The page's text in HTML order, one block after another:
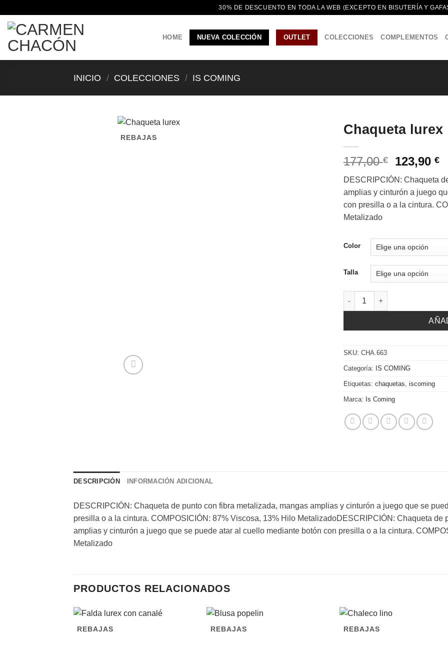
contenido
30% DE DESCUENTO EN TODA LA WEB (EXCEPTO EN BISUTERÍA Y
HOME NUEVA COLECCIÓN OUTLET COLECCIONES COMPLEMENTOS
INICIO / COLECCIONES / IS COMING
REBAJAS
Chaqueta lurex
177,00€
El
original
era:
177,00 €.
123,90€El
DESCRIPCIÓN: Chaqueta
amplias y cinturón a juego
con presilla o a la cintura.
Metalizado
Color
Talla
Chaqueta lurex cantidad
SKU: CHA.663
Categoría: IS COMING
Etiquetas: chaquetas iscoming
Marca: Is Coming
DESCRIPCIÓN INFORMACIÓN ADICIONAL
DESCRIPCIÓN: Chaqueta de punto con fibra metalizada, mangas amplias y cinturón a juego que se
presilla o a la cintura. COMPOSICIÓN: 87% Viscosa, 13% Hilo MetalizadoDESCRIPCIÓN: Chaqueta de
amplias y cinturón a juego que se puede atar al cuello mediante botón con presilla o a la cintura.
Metalizado
PRODUCTOS RELACIONADOS
REBAJAS REBAJAS REBAJAS